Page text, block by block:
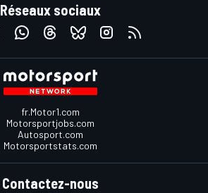
Réseaux sociaux
fr.Motor1.com
Motorsportjobs.com
Autosport.com
Motorsportstats.com
Contactez-nous